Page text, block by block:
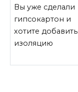
Вы уже сделали
гипсокартон и
хотите добавить
изоляцию